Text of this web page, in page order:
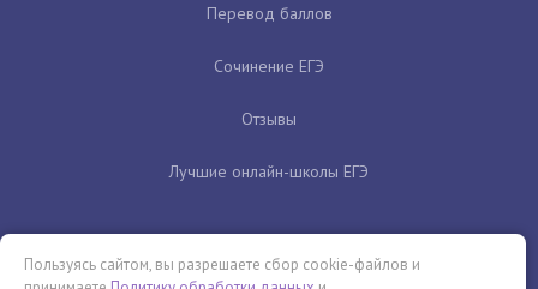
Перевод баллов
Сочинение ЕГЭ
Отзывы
Лучшие онлайн-школы ЕГЭ
Пользуясь сайтом, вы разрешаете сбор cookie-файлов и